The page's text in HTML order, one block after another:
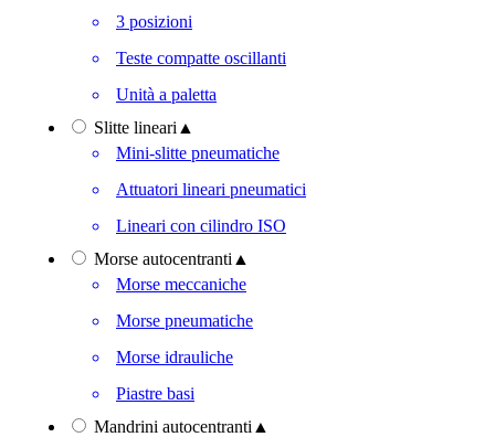
3 posizioni
Teste compatte oscillanti
Unità a paletta
Slitte lineari ▲
Mini-slitte pneumatiche
Attuatori lineari pneumatici
Lineari con cilindro ISO
Morse autocentranti ▲
Morse meccaniche
Morse pneumatiche
Morse idrauliche
Piastre basi
Mandrini autocentranti ▲